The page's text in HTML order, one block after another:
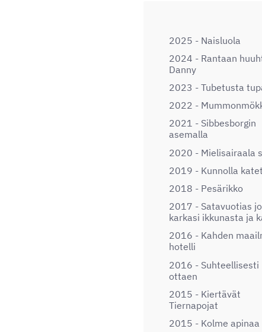
2025 - Naisluola
2024 - Rantaan
Danny
2023 - Tubetusta
2022 -
2021 - Sibbesborgin
asemalla
2020 - Mielisairaala
2019 - Kunnolla
2018 - Pesärikko
2017 - Satavuotias
karkasi ikkunasta ja
2016 - Kahden
hotelli
2016 - Suhteellisesti
ottaen
2015 - Kiertävät
Tiernapojat
2015 - Kolme apinaa